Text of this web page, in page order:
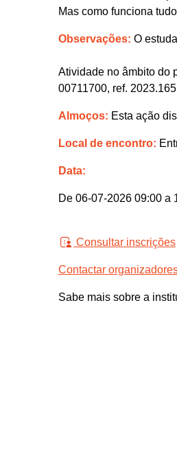
Mas como funciona
Observações: O
Atividade no âmbito do
00711700, ref.
Almoços: Esta ação
Local de encontro:
Data:
De 06-07-2026 09:00 a
Consultar inscrições
Contactar
Sabe mais sobre a